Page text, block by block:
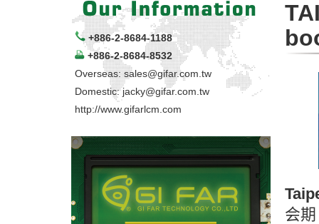
+886-2-8684-1188
+886-2-8684-8532
Overseas:sales@gifar.com.tw
Domestic:jacky@gifar.com.tw
http://www.gifarlcm.com
会